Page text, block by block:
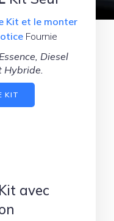
Kit et le monter
Fournie
Diesel
Hybride.
KIT
Kit avec